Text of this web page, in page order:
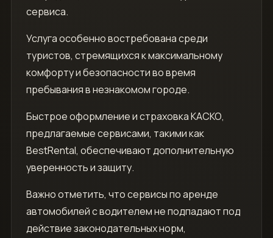
сервиса.
Услуга особенно востребована среди
туристов, стремящихся к максимальному
комфорту и безопасности во время
пребывания в незнакомом городе.
Быстрое оформление и страховка КАСКО,
предлагаемые сервисами, такими как
BestRental, обеспечивают дополнительную
уверенность и защиту.
Важно отметить, что сервисы по аренде
автомобилей с водителем не подпадают под
действие законодательных норм,